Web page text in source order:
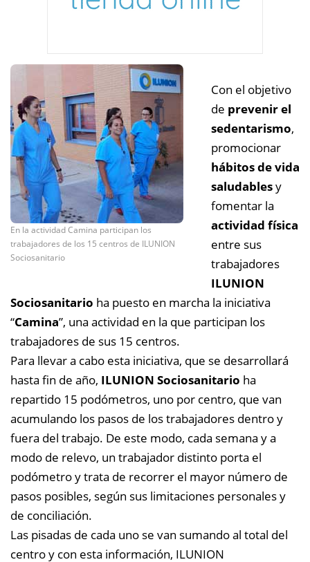
En la actividad Camina participan los
trabajadores de los 15 centros de ILUNION
Sociosanitario
Con el objetivo
de prevenir el
sedentarismo,
promocionar
hábitos de vida
saludablesy
fomentar la
actividad física
entre sus
trabajadores
ILUNION
Sociosanitario ha puesto en marcha la iniciativa
“Camina”, una actividad en la que participan los
trabajadores de sus 15 centros.
Para llevar a cabo esta iniciativa, que se desarrollará
hasta fin de año, ILUNION Sociosanitario ha
repartido 15 podómetros, uno por centro, que van
acumulando los pasos de los trabajadores dentro y
fuera del trabajo. De este modo, cada semana y a
modo de relevo, un trabajador distinto porta el
podómetro y trata de recorrer el mayor número de
pasos posibles, según sus limitaciones personales y
de conciliación.
Las pisadas de cada uno se van sumando al total del
centro y con esta información, ILUNION